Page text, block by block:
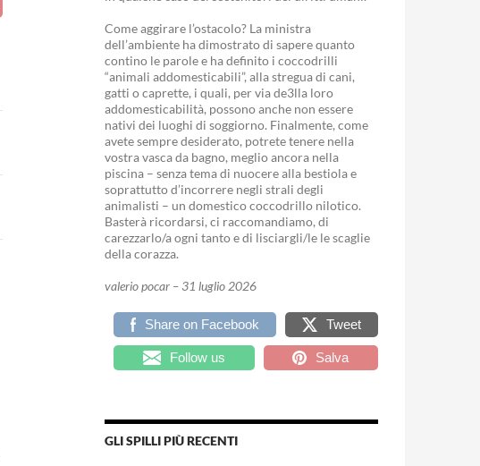
Come aggirare l’ostacolo? La ministra
dell’ambiente ha dimostrato di sapere quanto
contino le parole e ha definito i coccodrilli
“animali addomesticabili”, alla stregua di cani,
gatti o caprette, i quali, per via de3lla loro
addomesticabilità, possono anche non essere
nativi dei luoghi di soggiorno. Finalmente, come
avete sempre desiderato, potrete tenere nella
vostra vasca da bagno, meglio ancora nella
piscina – senza tema di nuocere alla bestiola e
soprattutto d’incorrere negli strali degli
animalisti – un domestico coccodrillo nilotico.
Basterà ricordarsi, ci raccomandiamo, di
carezzarlo/a ogni tanto e di lisciargli/le le scaglie
della corazza.
valerio pocar – 31 luglio 2026
Share on Facebook Tweet
Follow us Salva
GLI SPILLI PIÙ RECENTI